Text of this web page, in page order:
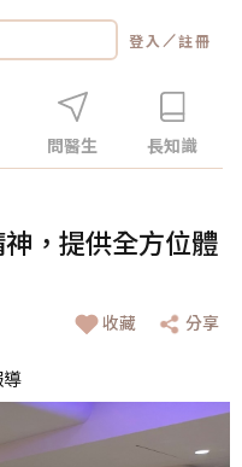
登入 ／註冊
問醫生 長知識
，提供全方位體
收藏 分享